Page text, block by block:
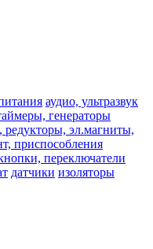
аудио, ультразвук
генераторы
редукторы, эл.магниты,
приспособления
переключатели
датчики изоляторы